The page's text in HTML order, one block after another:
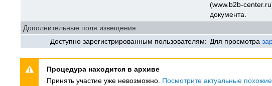
(www.b2b-
документа.
Дополнительные поля извещения
Доступно зарегистрированным пользователям: Для просмотра
Процедура находится в архиве
Принять участие уже невозможно. Посмотрите актуальные